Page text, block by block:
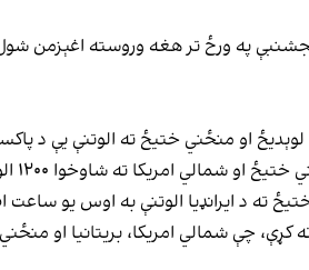
شرکتونه د پنجشنبې په ورځ تر هغه وروسته
او منځني ختيځ ته الوتنې يې د
ته شاوخوا ۱۲۰۰ الوتنې پلان کړې دي.
ته د ایرانډيا الوتنې به اوس یو
کړې، چې شمالي امریکا، بريتانیا او